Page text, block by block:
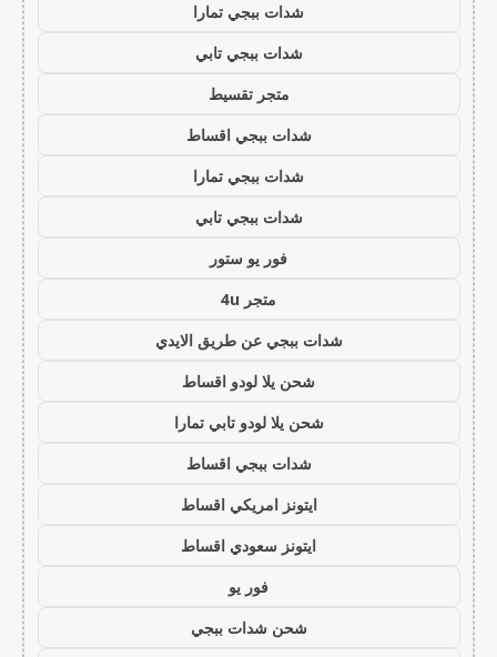
شدات ببجي تمارا
شدات ببجي تابي
متجر تقسيط
شدات ببجي اقساط
شدات ببجي تمارا
شدات ببجي تابي
فور يو ستور
متجر 4u
شدات ببجي عن طريق الايدي
شحن يلا لودو اقساط
شحن يلا لودو تابي تمارا
شدات ببجي اقساط
ايتونز امريكي اقساط
ايتونز سعودي اقساط
فور يو
شحن شدات ببجي